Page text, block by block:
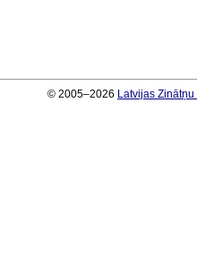
© 2005–2026 Latvijas